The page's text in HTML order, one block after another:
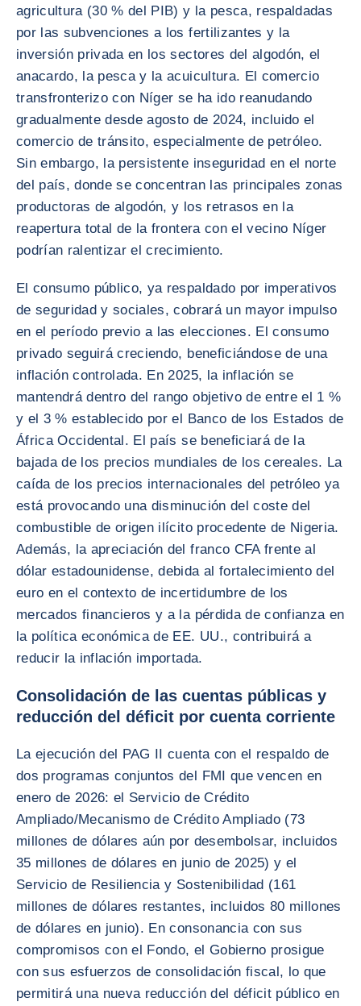
agricultura (30 % del PIB) y la pesca, respaldadas
por las subvenciones a los fertilizantes y la
inversión privada en los sectores del algodón, el
anacardo, la pesca y la acuicultura. El comercio
transfronterizo con Níger se ha ido reanudando
gradualmente desde agosto de 2024, incluido el
comercio de tránsito, especialmente de petróleo.
Sin embargo, la persistente inseguridad en el norte
del país, donde se concentran las principales zonas
productoras de algodón, y los retrasos en la
reapertura total de la frontera con el vecino Níger
podrían ralentizar el crecimiento.
El consumo público, ya respaldado por imperativos
de seguridad y sociales, cobrará un mayor impulso
en el período previo a las elecciones. El consumo
privado seguirá creciendo, beneficiándose de una
inflación controlada. En 2025, la inflación se
mantendrá dentro del rango objetivo de entre el 1 %
y el 3 % establecido por el Banco de los Estados de
África Occidental. El país se beneficiará de la
bajada de los precios mundiales de los cereales. La
caída de los precios internacionales del petróleo ya
está provocando una disminución del coste del
combustible de origen ilícito procedente de Nigeria.
Además, la apreciación del franco CFA frente al
dólar estadounidense, debida al fortalecimiento del
euro en el contexto de incertidumbre de los
mercados financieros y a la pérdida de confianza en
la política económica de EE. UU., contribuirá a
reducir la inflación importada.
Consolidación de las cuentas públicas y
reducción del déficit por cuenta corriente
La ejecución del PAG II cuenta con el respaldo de
dos programas conjuntos del FMI que vencen en
enero de 2026: el Servicio de Crédito
Ampliado/Mecanismo de Crédito Ampliado (73
millones de dólares aún por desembolsar, incluidos
35 millones de dólares en junio de 2025) y el
Servicio de Resiliencia y Sostenibilidad (161
millones de dólares restantes, incluidos 80 millones
de dólares en junio). En consonancia con sus
compromisos con el Fondo, el Gobierno prosigue
con sus esfuerzos de consolidación fiscal, lo que
permitirá una nueva reducción del déficit público en